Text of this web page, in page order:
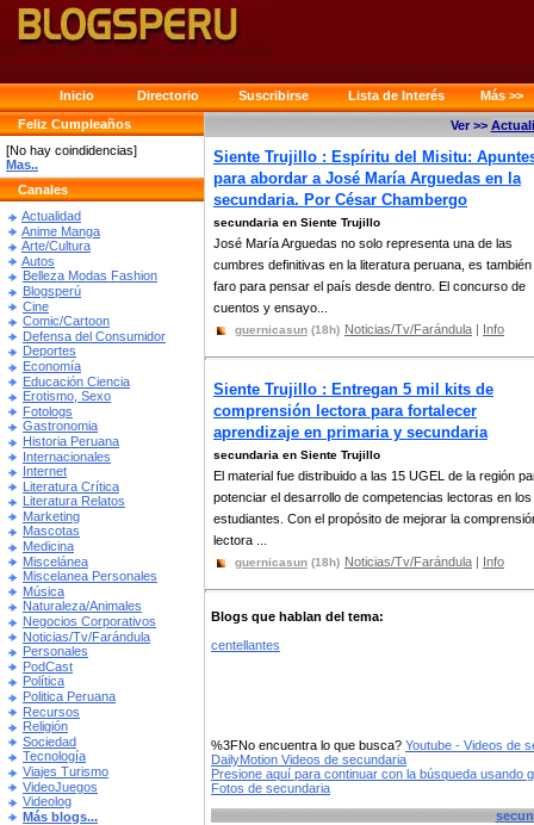
Inicio Directorio Suscribirse Lista de Interés
Más >>
Feliz Cumpleaños
[No hay coindidencias]
Mas..
Canales
Actualidad
Anime Manga
Arte/Cultura
Autos
Belleza Modas Fashion
Blogsperú
Cine
Comic/Cartoon
Defensa del Consumidor
Deportes
Economía
Educación Ciencia
Erotismo, Sexo
Fotologs
Gastronomia
Historia Peruana
Internacionales
Internet
Literatura Crítica
Literatura Relatos
Marketing
Mascotas
Medicina
Miscelánea
Miscelanea Personales
Música
Naturaleza/Animales
Negocios Corporativos
Noticias/Tv/Farándula
Personales
PodCast
Política
Politica Peruana
Recursos
Religión
Sociedad
Tecnología
Viajes Turismo
VideoJuegos
Videolog
Más blogs...
Ver >>
Siente Trujillo : Espíritu del Misitu:
para abordar a José María Arguedas en la
secundaria. Por César Chambergo
secundaria en Siente Trujillo
José María Arguedas no solo representa una de las
cumbres definitivas en la literatura peruana, es también
faro para pensar el país desde dentro. El concurso de
cuentos y ensayo...
guernicasun (18h) Noticias/Tv/Farándula | Info
Siente Trujillo : Entregan 5 mil kits de
comprensión lectora para fortalecer
aprendizaje en primaria y secundaria
secundaria en Siente Trujillo
El material fue distribuido a las 15 UGEL de la región
potenciar el desarrollo de competencias lectoras en los
estudiantes. Con el propósito de mejorar la
lectora ...
guernicasun (18h) Noticias/Tv/Farándula | Info
Blogs que hablan del tema:
centellantes
%3FNo encuentra lo que busca? Youtube - Videos de
DailyMotion Videos de secundaria
Presione aquí para continuar con la búsqueda usando
Fotos de secundaria